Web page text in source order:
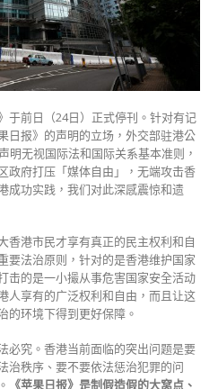
于前日（24日）正式停刊。针对有记
日报》的声明的立场，外交部驻港公
明无视国际法和国际关系基本准则，
政府打压「媒体自由」，无端攻击香
成功实践，我们对此深感震惊和遗
香港市民才享有真正的民主权利和自
要法治原则，针对的是香港维护国家
击的是一小撮从事危害国家安全活动
人享有的广泛权利和自由，而且让这
的环境下得到更好保障。
必究。香港当前面临的突出问题是要
治秩序、要不要依法惩治犯罪的问
《苹果日报》是制假造假的大窝点、